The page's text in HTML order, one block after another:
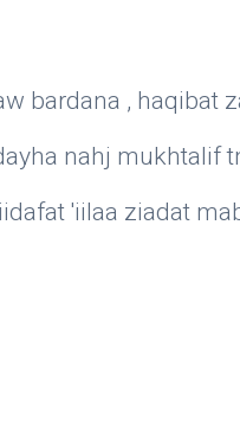
bardana , haqibat
nahj mukhtalif
'iilaa ziadat